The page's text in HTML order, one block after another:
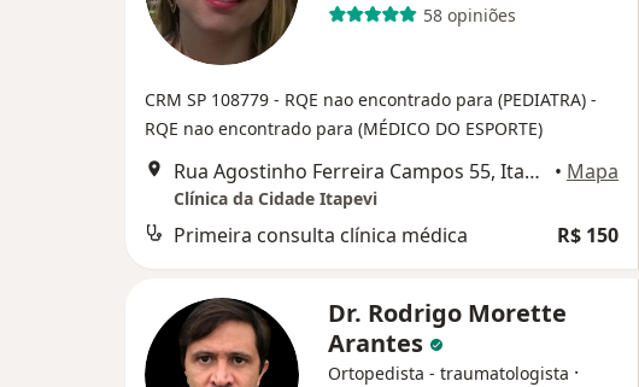
58 opiniões
CRM SP 108779 - RQE nao encontrado para (PEDIATRA) -
RQE nao encontrado para (MÉDICO DO ESPORTE)
Rua Agostinho Ferreira Campos 55, Itapevi • Mapa
Clínica da Cidade Itapevi
Primeira consulta clínica médica R$ 150
Dr. Rodrigo Morette
Arantes
Ortopedista - traumatologista ·